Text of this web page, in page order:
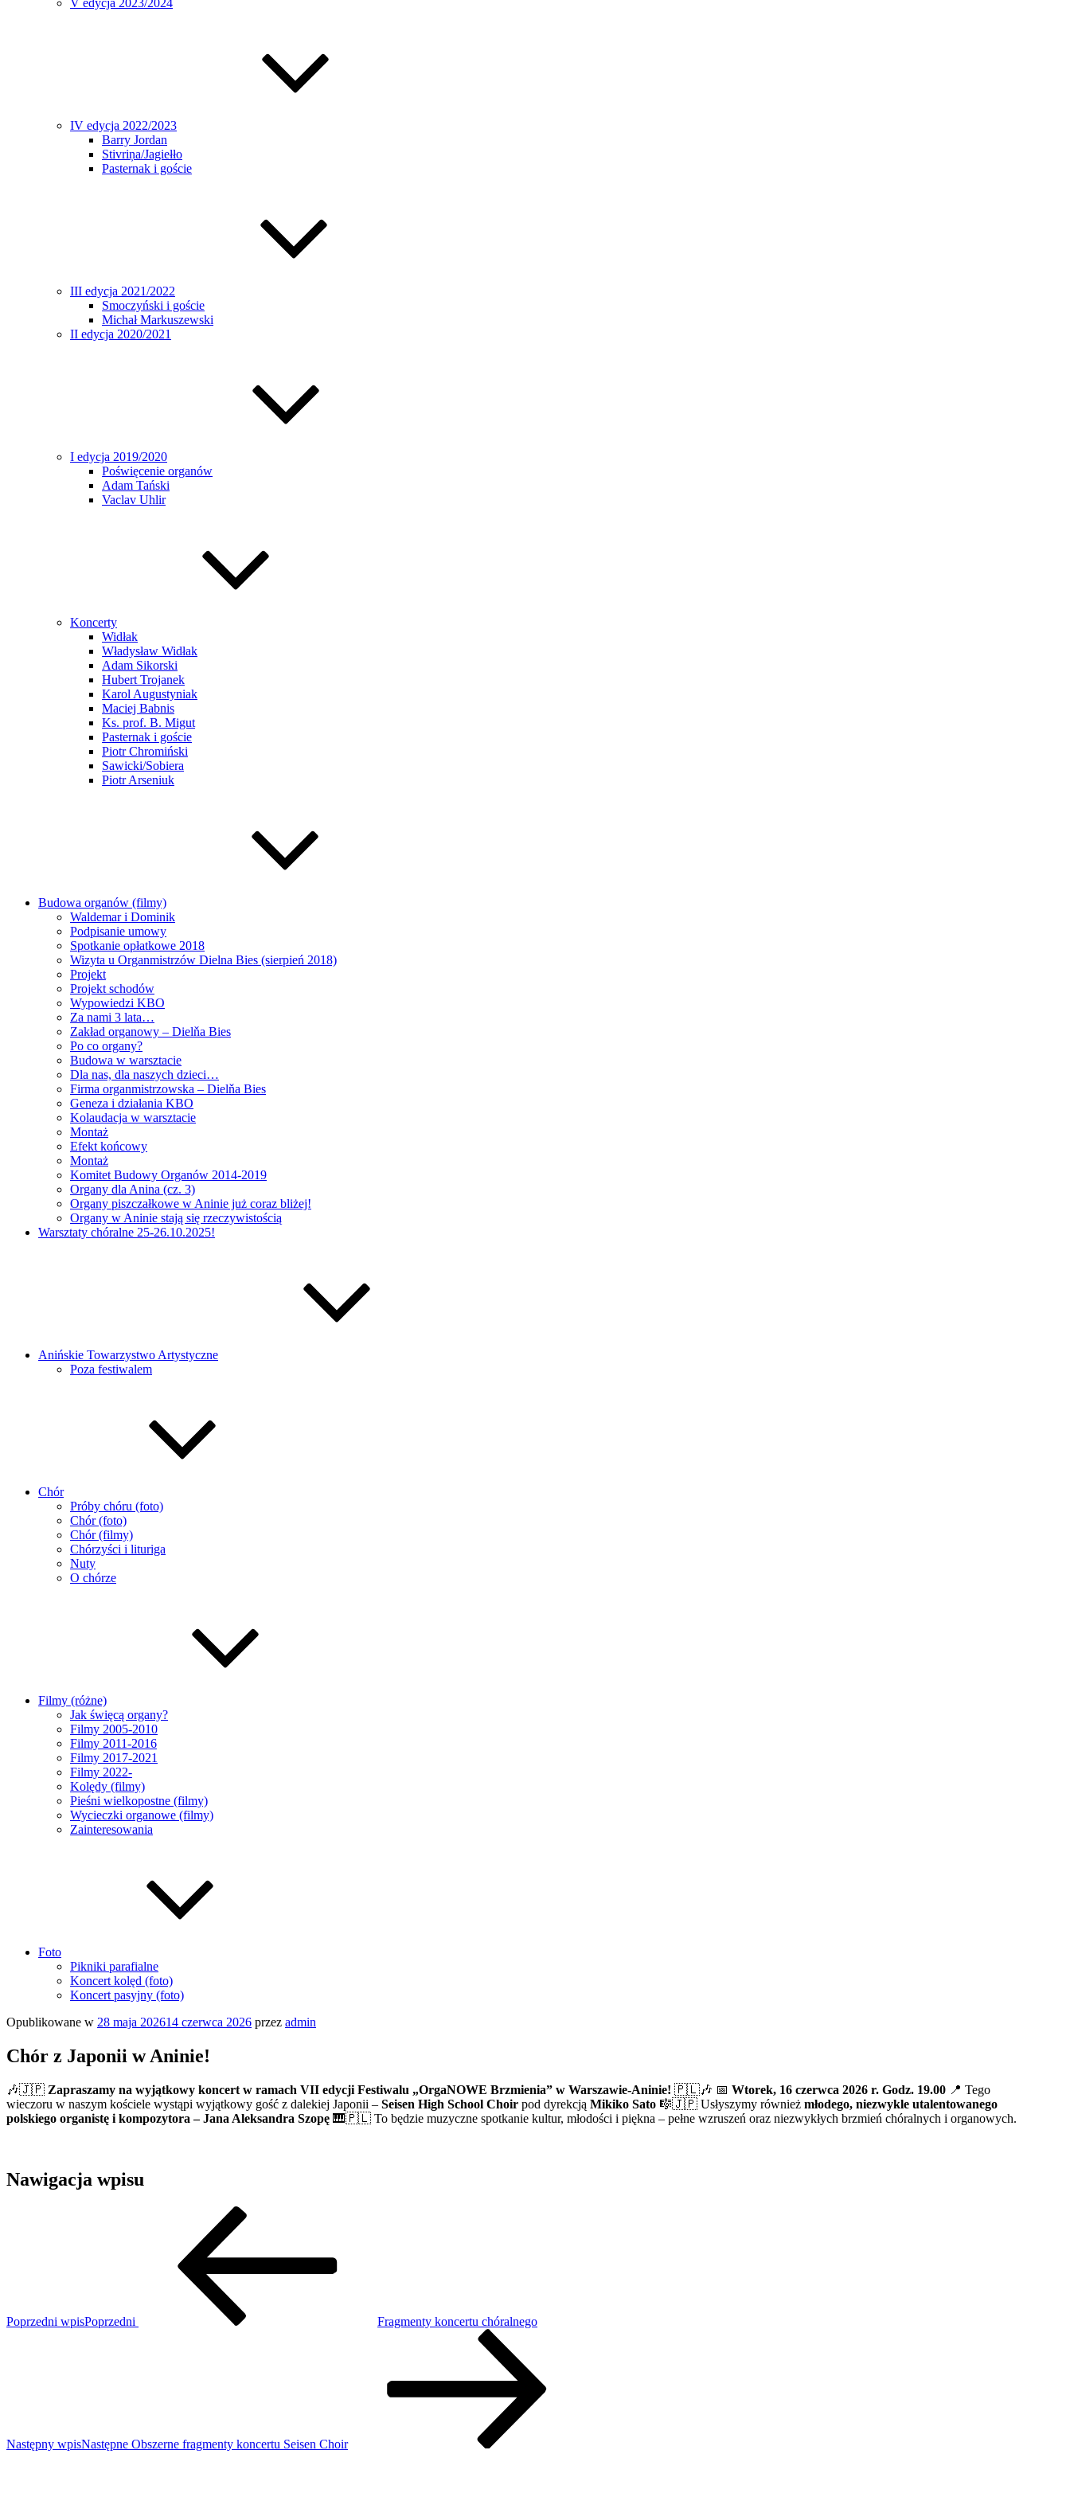
V edycja 2023/2024
IV edycja 2022/2023
Barry Jordan
Stivriņa/Jagiełło
Pasternak i goście
III edycja 2021/2022
Smoczyński i goście
Michał Markuszewski
II edycja 2020/2021
I edycja 2019/2020
Poświęcenie organów
Adam Tański
Vaclav Uhlir
Koncerty
Widłak
Władysław Widłak
Adam Sikorski
Hubert Trojanek
Karol Augustyniak
Maciej Babnis
Ks. prof. B. Migut
Pasternak i goście
Piotr Chromiński
Sawicki/Sobiera
Piotr Arseniuk
Budowa organów (filmy)
Waldemar i Dominik
Podpisanie umowy
Spotkanie opłatkowe 2018
Wizyta u Organmistrzów Dielna Bies (sierpień 2018)
Projekt
Projekt schodów
Wypowiedzi KBO
Za nami 3 lata…
Zakład organowy – Dielňa Bies
Po co organy?
Budowa w warsztacie
Dla nas, dla naszych dzieci…
Firma organmistrzowska – Dielňa Bies
Geneza i działania KBO
Kolaudacja w warsztacie
Montaż
Efekt końcowy
Montaż
Komitet Budowy Organów 2014-2019
Organy dla Anina (cz. 3)
Organy piszczałkowe w Aninie już coraz bliżej!
Organy w Aninie stają się rzeczywistością
Warsztaty chóralne 25-26.10.2025!
Anińskie Towarzystwo Artystyczne
Poza festiwalem
Chór
Próby chóru (foto)
Chór (foto)
Chór (filmy)
Chórzyści i lituriga
Nuty
O chórze
Filmy (różne)
Jak święcą organy?
Filmy 2005-2010
Filmy 2011-2016
Filmy 2017-2021
Filmy 2022-
Kolędy (filmy)
Pieśni wielkopostne (filmy)
Wycieczki organowe (filmy)
Zainteresowania
Foto
Pikniki parafialne
Koncert kolęd (foto)
Koncert pasyjny (foto)
Opublikowane w 28 maja 202614 czerwca 2026 przez admin
Chór z Japonii w Aninie!
🎶🇯🇵 Zapraszamy na wyjątkowy koncert w ramach VII edycji Festiwalu „OrgaNOWE Brzmienia” w Warszawie-Aninie! 🇵🇱🎶 📅 Wtorek, 16 czerwca 2026 r. Godz. 19.00 📍 Tego
wieczoru w naszym kościele wystąpi wyjątkowy gość z dalekiej Japonii – Seisen High School Choir pod dyrekcją Mikiko Sato 🎼🇯🇵 Usłyszymy również młodego, niezwykle utalentowanego
polskiego organistę i kompozytora – Jana Aleksandra Szopę 🎹🇵🇱 To będzie muzyczne spotkanie kultur, młodości i piękna – pełne wzruszeń oraz niezwykłych brzmień chóralnych i organowych.
Nawigacja wpisu
Poprzedni wpisPoprzedni Fragmenty koncertu chóralnego
Następny wpisNastępne Obszerne fragmenty koncertu Seisen Choir